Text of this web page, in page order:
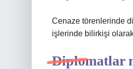
Cenaze törenlerinde
işlerinde bilirkişi
Diplomatlar